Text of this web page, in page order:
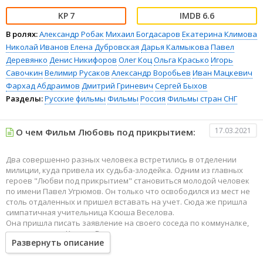
7 6.6
В ролях:Александр Робак Михаил Богдасаров Екатерина Климова
Николай Иванов Елена Дубровская Дарья Калмыкова Павел
Деревянко Денис Никифоров Олег КоцОльга Красько Игорь
Савочкин Велимир Русаков Александр Воробьев Иван Мацкевич
Фархад Абдраимов Дмитрий Гриневич Сергей Быхов
Разделы:Русские фильмы Фильмы Россия Фильмы стран СНГ
О чем Фильм Любовь под прикрытием: 17.03.2021
Два совершенно разных человека встретились в отделении
милиции, куда привела их судьба-злодейка. Одним из главных
героев "Любви под прикрытием" становиться молодой человек
по имени Павел Угрюмов. Он только что освободился из мест не
столь отдаленных и пришел вставать на учет. Сюда же пришла
симпатичная учительница Ксюша Веселова.
Она пришла писать заявление на своего соседа по коммуналке,
которого зовут Костик. Все дело в том, что этот мужчина
постоянно крадет ее вещи. И последней каплей стала флешка с
ценным материалом. Ксюша приняла Павла за оперативника, а
Развернуть описание